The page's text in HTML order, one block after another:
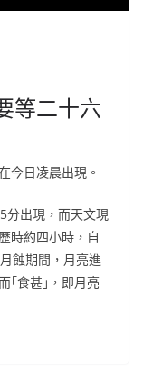
等二十六
今日凌晨出現。
分出現，而天文現
時約四小時，自
蝕期間，月亮進
｢食甚｣，即月亮